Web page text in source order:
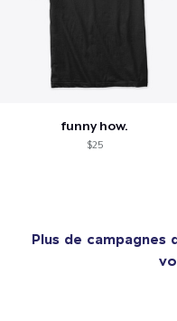
funny how.
$25
Plus de campagnes